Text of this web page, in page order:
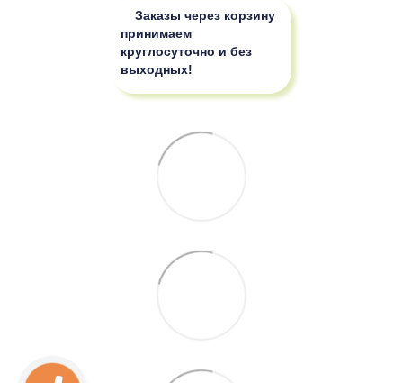
Заказы через корзину
принимаем
круглосуточно и без
выходных!